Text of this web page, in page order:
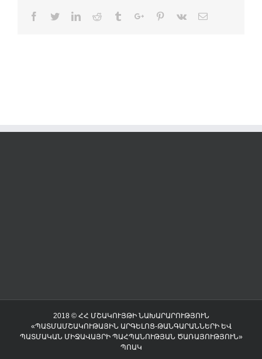
Facebook
TwitterLinkedinReddit TumblrGoogle+Pinterest
Vk Email
2018 © ՀՀ ՄՇԱԿՈՒՅԹԻ ՆԱԽԱՐԱՐՈՒԹՅՈՒՆ
«ՊԱՏՄԱՄՇԱԿՈՒԹԱՅԻՆ ԱՐԳԵԼՈՑ-ԹԱՆԳԱՐԱՆՆԵՐԻ ԵՎ
ՊԱՏՄԱԿԱՆ ՄԻՋԱՎԱՅՐԻ ՊԱՀՊԱՆՈՒԹՅԱՆ ԾԱՌԱՅՈՒԹՅՈՒՆ»
ՊՈԱԿ